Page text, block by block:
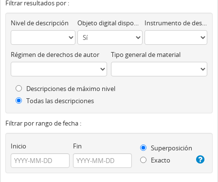
Filtrar resultados por :
Nivel de descripción Objeto digital disponibles Instrumento de descripción
Régimen de derechos de autor Tipo general de material
Descripciones de máximo nivel
Todas las descripciones
Filtrar por rango de fecha :
Inicio Fin
Superposición
Exacto